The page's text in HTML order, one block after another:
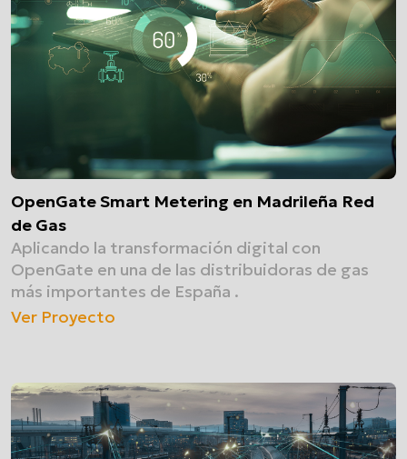
OpenGate Smart Metering en Madrileña Red
de Gas
Aplicando la transformación digital con
OpenGate en una de las distribuidoras de gas
más importantes de España .
Ver Proyecto